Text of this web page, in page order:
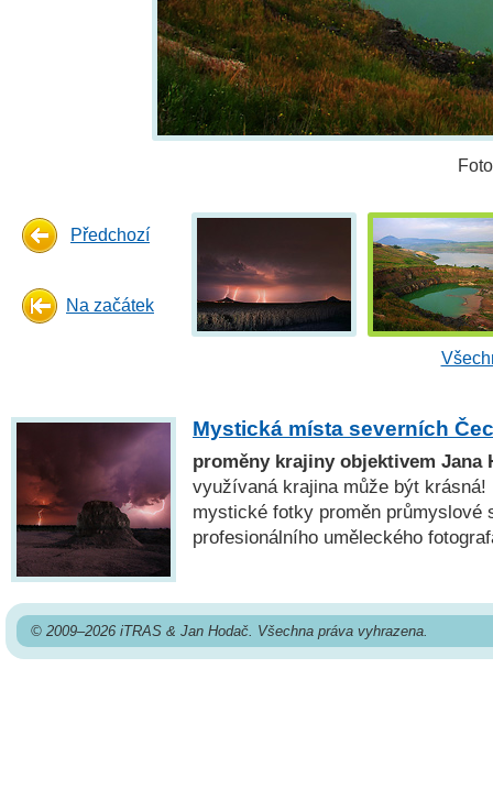
Předchozí
Na začátek
Mystická místa severních
proměny krajiny objektivem Jana
využívaná krajina může být krásná!
mystické fotky proměn průmyslové
profesionálního uměleckého
© 2009–2026 iTRAS & Jan Hodač. Všechna práva vyhrazena.